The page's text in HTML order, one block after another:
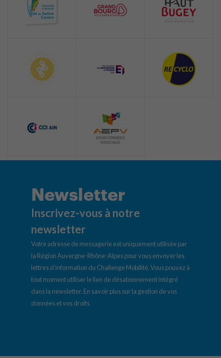
Newsletter
Inscrivez-vous à notre
newsletter
Votre adresse de messagerie est uniquement utilisée par
la Région Auvergne-Rhône-Alpes pour vous envoyer les
lettres d’information du Challenge Mobilité. Vous pouvez à
tout moment utiliser le lien de désabonnement intégré
dans la newsletter. En savoir plus sur la gestion de vos
données et vos droits